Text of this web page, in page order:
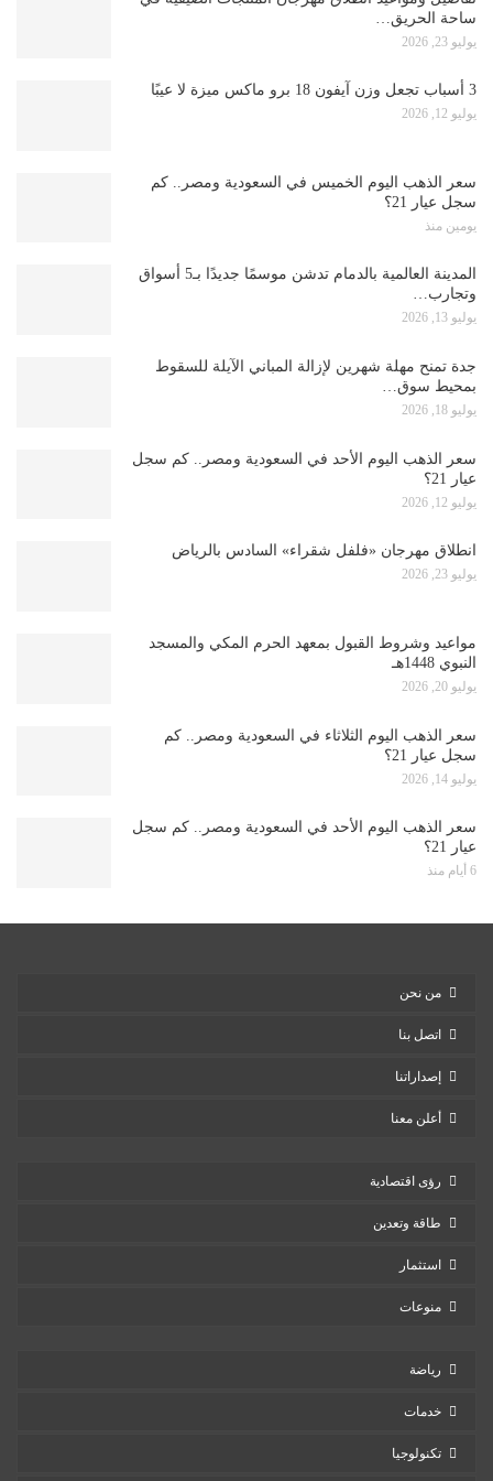
ساحة الحريق…
يوليو 23, 2026
3 أسباب تجعل وزن آيفون 18 برو ماكس ميزة لا عيبًا
يوليو 12, 2026
سعر الذهب اليوم الخميس في السعودية ومصر.. كم
سجل عيار 21؟
يومين منذ
المدينة العالمية بالدمام تدشن موسمًا جديدًا بـ5 أسواق
وتجارب…
يوليو 13, 2026
جدة تمنح مهلة شهرين لإزالة المباني الآيلة للسقوط
بمحيط سوق…
يوليو 18, 2026
سعر الذهب اليوم الأحد في السعودية ومصر.. كم سجل
عيار 21؟
يوليو 12, 2026
انطلاق مهرجان «فلفل شقراء» السادس بالرياض
يوليو 23, 2026
مواعيد وشروط القبول بمعهد الحرم المكي والمسجد
النبوي 1448هـ
يوليو 20, 2026
سعر الذهب اليوم الثلاثاء في السعودية ومصر.. كم
سجل عيار 21؟
يوليو 14, 2026
سعر الذهب اليوم الأحد في السعودية ومصر.. كم سجل
عيار 21؟
6 أيام منذ
من نحن
اتصل بنا
إصداراتنا
أعلن معنا
رؤى اقتصادية
طاقة وتعدين
استثمار
منوعات
رياضة
خدمات
تكنولوجيا